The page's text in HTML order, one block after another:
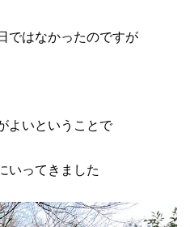
ではなかったのですが
よいということで
いってきました